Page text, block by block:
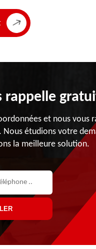
rappelle
et nous vous
étudions votre
la meilleure solution.